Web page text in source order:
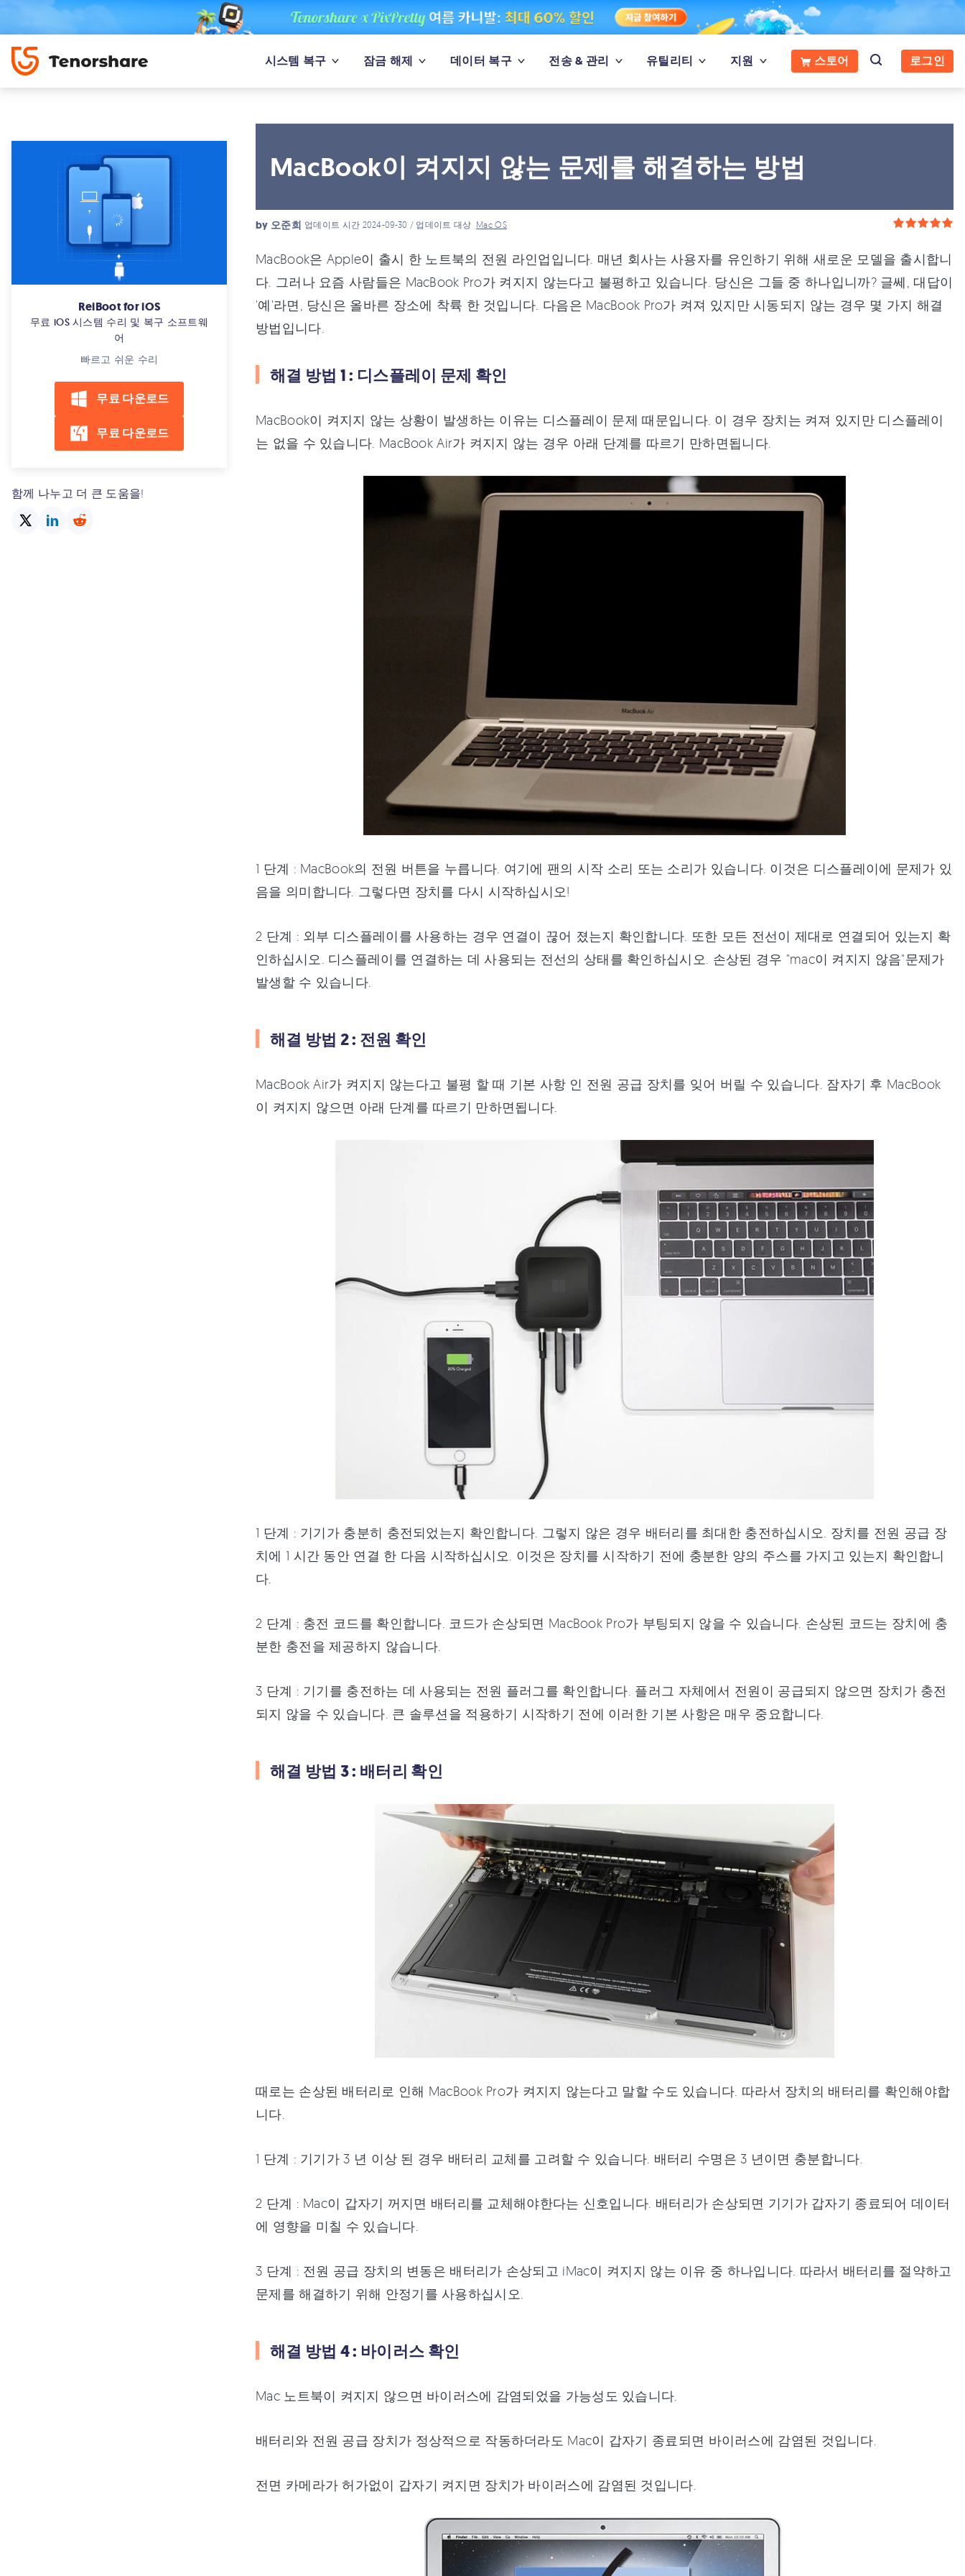
시스템 복구 잠금 해제 데이터 복구 전송 & 관리 유틸리티 지원 스토어 로그인
ReiBoot for iOS
무료 iOS 시스템 수리 및 복구 소프트웨
어
빠르고 쉬운 수리
무료 다운로드
무료 다운로드
함께 나누고 더 큰 도움을!
MacBook이 켜지지 않는 문제를 해결하는 방법
by 오준희 업데이트 시간 2024-09-30 / 업데이트 대상 Mac OS
MacBook은 Apple이 출시 한 노트북의 전원 라인업입니다. 매년 회사는 사용자를 유인하기 위해 새로운 모델을 출시합니
다. 그러나 요즘 사람들은 MacBook Pro가 켜지지 않는다고 불평하고 있습니다. 당신은 그들 중 하나입니까? 글쎄, 대답이
'예'라면, 당신은 올바른 장소에 착륙 한 것입니다. 다음은 MacBook Pro가 켜져 있지만 시동되지 않는 경우 몇 가지 해결
방법입니다.
해결 방법 1 : 디스플레이 문제 확인
MacBook이 켜지지 않는 상황이 발생하는 이유는 디스플레이 문제 때문입니다. 이 경우 장치는 켜져 있지만 디스플레이
는 없을 수 있습니다. MacBook Air가 켜지지 않는 경우 아래 단계를 따르기 만하면됩니다.
1 단계 : MacBook의 전원 버튼을 누릅니다. 여기에 팬의 시작 소리 또는 소리가 있습니다. 이것은 디스플레이에 문제가 있
음을 의미합니다. 그렇다면 장치를 다시 시작하십시오!
2 단계 : 외부 디스플레이를 사용하는 경우 연결이 끊어 졌는지 확인합니다. 또한 모든 전선이 제대로 연결되어 있는지 확
인하십시오. 디스플레이를 연결하는 데 사용되는 전선의 상태를 확인하십시오. 손상된 경우 "mac이 켜지지 않음"문제가
발생할 수 있습니다.
해결 방법 2 : 전원 확인
MacBook Air가 켜지지 않는다고 불평 할 때 기본 사항 인 전원 공급 장치를 잊어 버릴 수 있습니다. 잠자기 후 MacBook
이 켜지지 않으면 아래 단계를 따르기 만하면됩니다.
1 단계 : 기기가 충분히 충전되었는지 확인합니다. 그렇지 않은 경우 배터리를 최대한 충전하십시오. 장치를 전원 공급 장
치에 1 시간 동안 연결 한 다음 시작하십시오. 이것은 장치를 시작하기 전에 충분한 양의 주스를 가지고 있는지 확인합니
다.
2 단계 : 충전 코드를 확인합니다. 코드가 손상되면 MacBook Pro가 부팅되지 않을 수 있습니다. 손상된 코드는 장치에 충
분한 충전을 제공하지 않습니다.
3 단계 : 기기를 충전하는 데 사용되는 전원 플러그를 확인합니다. 플러그 자체에서 전원이 공급되지 않으면 장치가 충전
되지 않을 수 있습니다. 큰 솔루션을 적용하기 시작하기 전에 이러한 기본 사항은 매우 중요합니다.
해결 방법 3 : 배터리 확인
때로는 손상된 배터리로 인해 MacBook Pro가 켜지지 않는다고 말할 수도 있습니다. 따라서 장치의 배터리를 확인해야합
니다.
1 단계 : 기기가 3 년 이상 된 경우 배터리 교체를 고려할 수 있습니다. 배터리 수명은 3 년이면 충분합니다.
2 단계 : Mac이 갑자기 꺼지면 배터리를 교체해야한다는 신호입니다. 배터리가 손상되면 기기가 갑자기 종료되어 데이터
에 영향을 미칠 수 있습니다.
3 단계 : 전원 공급 장치의 변동은 배터리가 손상되고 iMac이 켜지지 않는 이유 중 하나입니다. 따라서 배터리를 절약하고
문제를 해결하기 위해 안정기를 사용하십시오.
해결 방법 4 : 바이러스 확인
Mac 노트북이 켜지지 않으면 바이러스에 감염되었을 가능성도 있습니다.
배터리와 전원 공급 장치가 정상적으로 작동하더라도 Mac이 갑자기 종료되면 바이러스에 감염된 것입니다.
전면 카메라가 허가없이 갑자기 켜지면 장치가 바이러스에 감염된 것입니다.